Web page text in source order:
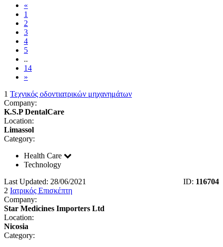
«
1
2
3
4
5
..
14
»
1 Τεχνικός οδοντιατρικών μηχανημάτων
Company:
K.S.P DentalCare
Location:
Limassol
Category:
Health Care
Technology
Last Updated: 28/06/2021
ID: 116704
2 Ιατρικός Επισκέπτη
Company:
Star Medicines Importers Ltd
Location:
Nicosia
Category: